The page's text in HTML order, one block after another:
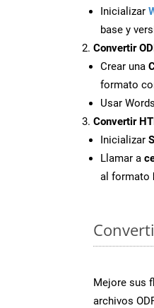
Inicializar
base y
Convertir
Crear una
formato
Usar
Convertir
Inicializar
Llamar a
al formato
Mejore sus
archivos